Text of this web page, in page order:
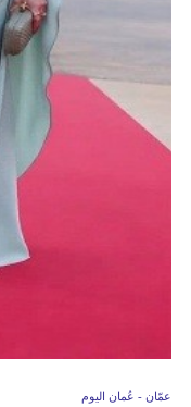
عمّان - عُمان اليوم